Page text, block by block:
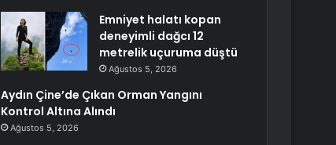
Emniyet halatı kopan
deneyimli dağcı 12
metrelik uçuruma düştü
Ağustos 5, 2026
Aydın Çine’de Çıkan Orman Yangını
Kontrol Altına Alındı
Ağustos 5, 2026